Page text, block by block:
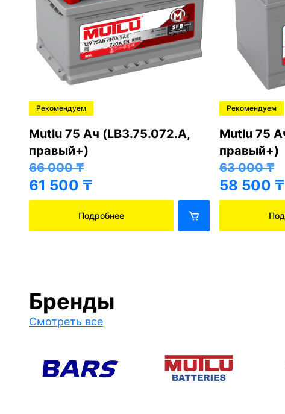
Рекомендуем
Mutlu 75 Ач (LB3.75.072.A,
правый+)
66 000₸
61 500 ₸
Подробнее
Рекомендуем
Mutlu 75
правый+)
63 000₸
58 500 ₸
Бренды
Смотреть все